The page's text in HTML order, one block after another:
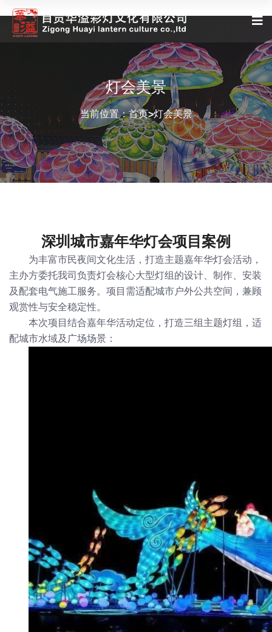
灯会美景
当前位置：首页>灯会美景
深圳城市嘉年华灯会项目案例
为丰富市民夜间文化生活，打造主题嘉年华灯会活动，
主办方委托我司负责灯会核心大型灯组的设计、制作、安装
及配套电气施工服务。项目需适配城市户外公共空间，兼顾
观赏性与安全稳定性。
本次项目结合嘉年华活动定位，打造三组主题灯组，适
配城市水域及广场场景：